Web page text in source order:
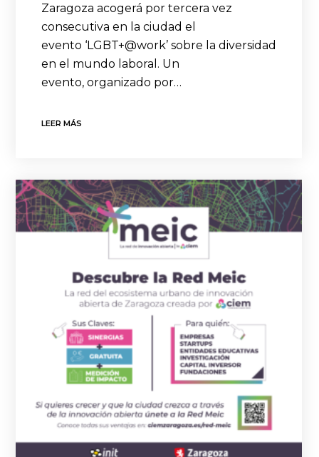
Zaragoza acogerá por tercera vez
consecutiva en la ciudad el
evento ‘LGBT+@work’ sobre la diversidad
en el mundo laboral. Un
evento, organizado por…
LEER MÁS